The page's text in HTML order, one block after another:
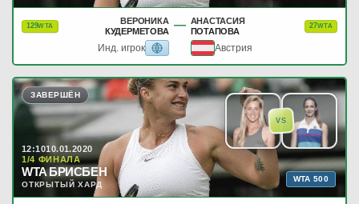
129WTA
ВЕРОНИКА
КУДЕРМЕТОВА — АНАСТАСИЯ
ПОТАПОВА
27WTA
Инд. игрок Австрия
VS
ЗАВЕРШЁН
12:1010.01.2020
1/4 ФИНАЛА
WTA БРИСБЕН
ОТКРЫТЫЙ ХАРД
WTA 500